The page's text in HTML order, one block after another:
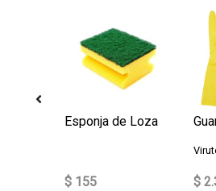
Esponja de Loza
$ 155 $